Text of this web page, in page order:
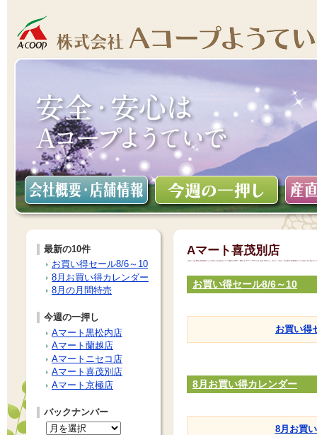
Aマート喜茂別店
お買い得セール8/6～10
お買い得
8月お買い得カレンダー
8月お買
最新の10件
お買い得セール8/6～10
8月お買い得カレンダー
8月の月間特売
今週の一押し
Aマート黒松内店
Aマート蘭越店
Aマートニセコ店
Aマート喜茂別店
Aマート京極店
バックナンバー